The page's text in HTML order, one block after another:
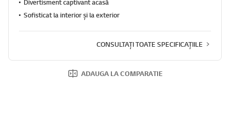
Sofisticat la interior și la exterior
CONSULTAȚI TOATE SPECIFICAȚIILE
ADAUGA LA COMPARATIE